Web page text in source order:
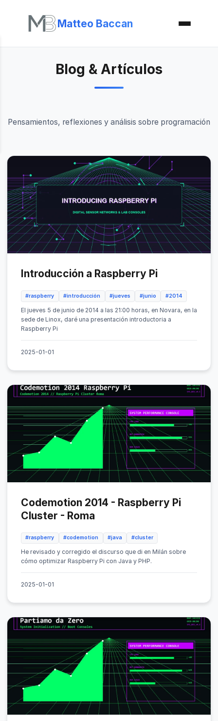
Matteo Baccan
Blog & Artículos
Pensamientos, reflexiones y análisis sobre programación
Introducción a Raspberry Pi
#raspberry #introducción #jueves #junio #2014
El jueves 5 de junio de 2014 a las 21:00 horas, en Novara, en la
sede de Linox, daré una presentación introductoria a
Raspberry Pi
2025-01-01
Codemotion 2014 - Raspberry Pi
Cluster - Roma
#raspberry #codemotion #java #cluster
He revisado y corregido el discurso que di en Milán sobre
cómo optimizar Raspberry Pi con Java y PHP.
2025-01-01